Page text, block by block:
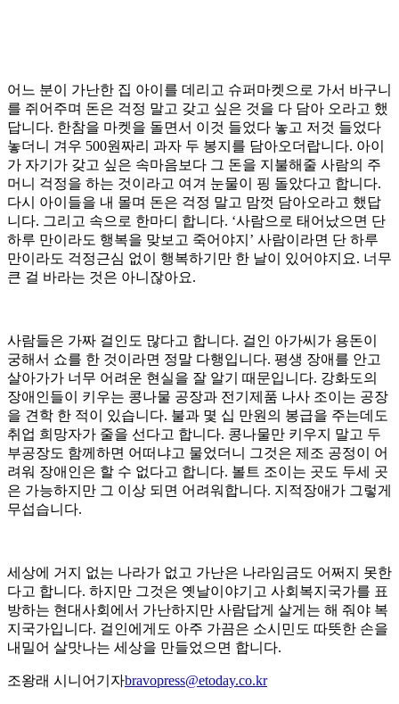
어느 분이 가난한 집 아이를 데리고 슈퍼마켓으로 가서 바구니
를 쥐어주며 돈은 걱정 말고 갖고 싶은 것을 다 담아 오라고 했
답니다. 한참을 마켓을 돌면서 이것 들었다 놓고 저것 들었다
놓더니 겨우 500원짜리 과자 두 봉지를 담아오더랍니다. 아이
가 자기가 갖고 싶은 속마음보다 그 돈을 지불해줄 사람의 주
머니 걱정을 하는 것이라고 여겨 눈물이 핑 돌았다고 합니다.
다시 아이들을 내 몰며 돈은 걱정 말고 맘껏 담아오라고 했답
니다. 그리고 속으로 한마디 합니다. ‘사람으로 태어났으면 단
하루 만이라도 행복을 맞보고 죽어야지’ 사람이라면 단 하루
만이라도 걱정근심 없이 행복하기만 한 날이 있어야지요. 너무
큰 걸 바라는 것은 아니잖아요.
사람들은 가짜 걸인도 많다고 합니다. 걸인 아가씨가 용돈이
궁해서 쇼를 한 것이라면 정말 다행입니다. 평생 장애를 안고
살아가가 너무 어려운 현실을 잘 알기 때문입니다. 강화도의
장애인들이 키우는 콩나물 공장과 전기제품 나사 조이는 공장
을 견학 한 적이 있습니다. 불과 몇 십 만원의 봉급을 주는데도
취업 희망자가 줄을 선다고 합니다. 콩나물만 키우지 말고 두
부공장도 함께하면 어떠냐고 물었더니 그것은 제조 공정이 어
려워 장애인은 할 수 없다고 합니다. 볼트 조이는 곳도 두세 곳
은 가능하지만 그 이상 되면 어려워합니다. 지적장애가 그렇게
무섭습니다.
세상에 거지 없는 나라가 없고 가난은 나라임금도 어쩌지 못한
다고 합니다. 하지만 그것은 옛날이야기고 사회복지국가를 표
방하는 현대사회에서 가난하지만 사람답게 살게는 해 줘야 복
지국가입니다. 걸인에게도 아주 가끔은 소시민도 따뜻한 손을
내밀어 살맛나는 세상을 만들었으면 합니다.
조왕래 시니어기자bravopress@etoday.co.kr